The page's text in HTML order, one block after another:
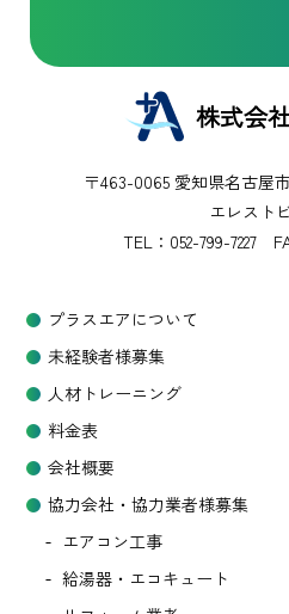
株式会
〒463-0065 愛知県名古屋
エレスト
TEL： 052-799-7227
プラスエアについて
未経験者様募集
人材トレーニング
料金表
会社概要
協力会社・協力業者様募集
エアコン工事
給湯器・エコキュート